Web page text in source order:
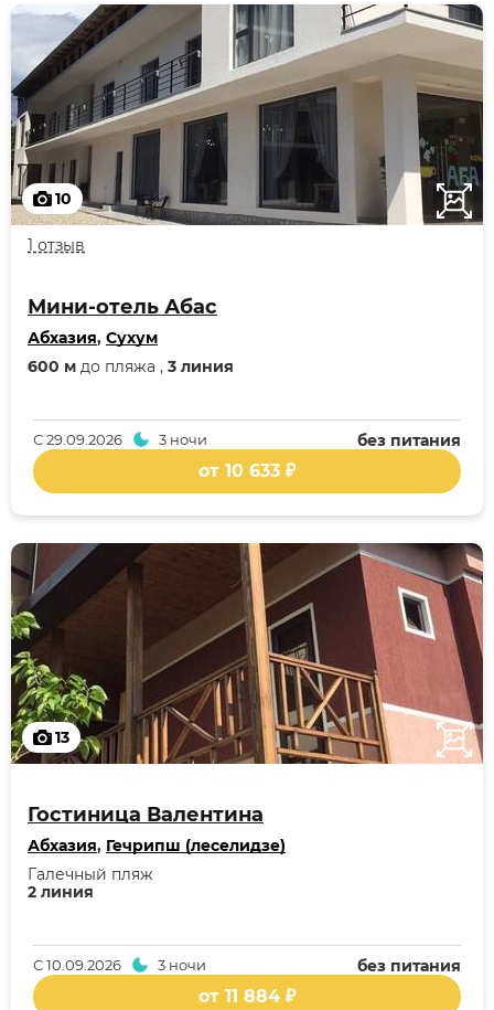
10
1 отзыв
Мини-отель Абас
Абхазия, Сухум
600 м до пляжа , 3 линия
без питания
С29.09.2026 3 ночи
от 10 633 ₽
13
Гостиница Валентина
Абхазия, Гечрипш (леселидзе)
2 линия
Галечный пляж
без питания
С10.09.2026 3 ночи
от 11 884 ₽